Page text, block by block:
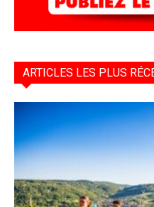
ARTICLES LES PLUS